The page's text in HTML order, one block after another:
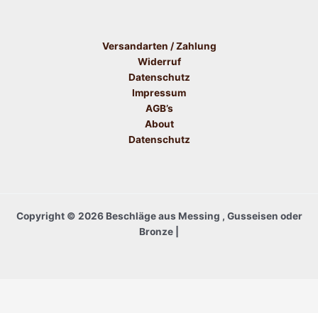
Versandarten / Zahlung
Widerruf
Datenschutz
Impressum
AGB’s
About
Datenschutz
Copyright © 2026 Beschläge aus Messing , Gusseisen oder
Bronze |